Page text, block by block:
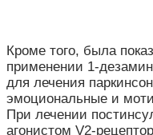
Кроме того, была
применении 1-
для лечения
эмоциональные и
При лечении
агонистом V2-